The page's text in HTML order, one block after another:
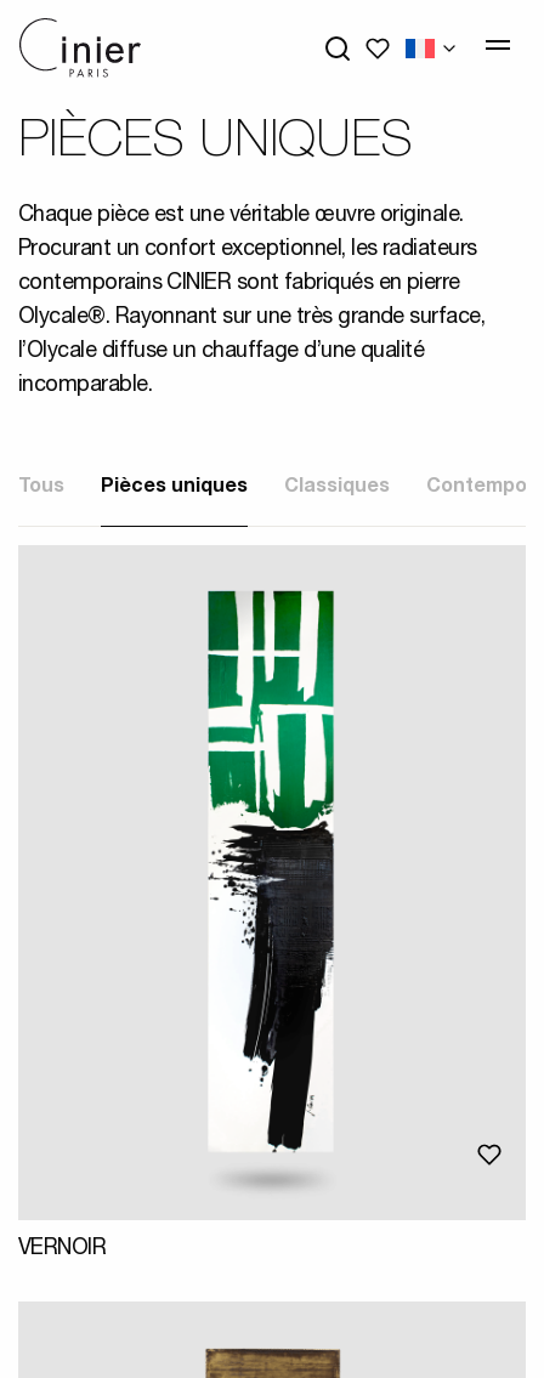
Mes favoris
PIÈCES UNIQUES
Chaque pièce est une véritable œuvre originale.
Procurant un confort exceptionnel, les radiateurs
contemporains CINIER sont fabriqués en pierre
Olycale®. Rayonnant sur une très grande surface,
l’Olycale diffuse un chauffage d’une qualité
incomparable.
Tous Pièces uniques Classiques
VERNOIR